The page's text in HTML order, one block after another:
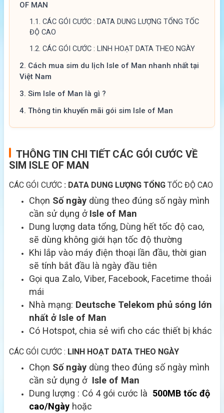
OF MAN
1.1. CÁC GÓI CƯỚC : DATA DUNG LƯỢNG TỔNG TỐC
ĐỘ CAO
1.2. CÁC GÓI CƯỚC : LINH HOẠT DATA THEO NGÀY
2. Cách mua sim du lịch Isle of Man nhanh nhất tại
Việt Nam
3. Sim Isle of Man là gì ?
4. Thông tin khuyến mãi gói sim Isle of Man
THÔNG TIN CHI TIẾT CÁC GÓI CƯỚC VỀ
SIM ISLE OF MAN
CÁC GÓI CƯỚC : DATA DUNG LƯỢNG TỔNG TỐC ĐỘ CAO
Chọn Số ngày dùng theo đúng số ngày mình
cần sử dụng ở Isle of Man
Dung lượng data tổng, Dùng hết tốc độ cao,
sẽ dùng không giới hạn tốc độ thường
Khi lắp vào máy điện thoại lần đầu, thời gian
sẽ tính bắt đầu là ngày đầu tiên
Gọi qua Zalo, Viber, Facebook, Facetime thoải
mái
Nhà mạng: Deutsche Telekom phủ sóng lớn
nhất ở Isle of Man
Có Hotspot, chia sẻ wifi cho các thiết bị khác
CÁC GÓI CƯỚC : LINH HOẠT DATA THEO NGÀY
Chọn Số ngày dùng theo đúng số ngày mình
cần sử dụng ở Isle of Man
Dung lượng : Có 4 gói cước là 500MB tốc độ
cao/Ngày hoặc